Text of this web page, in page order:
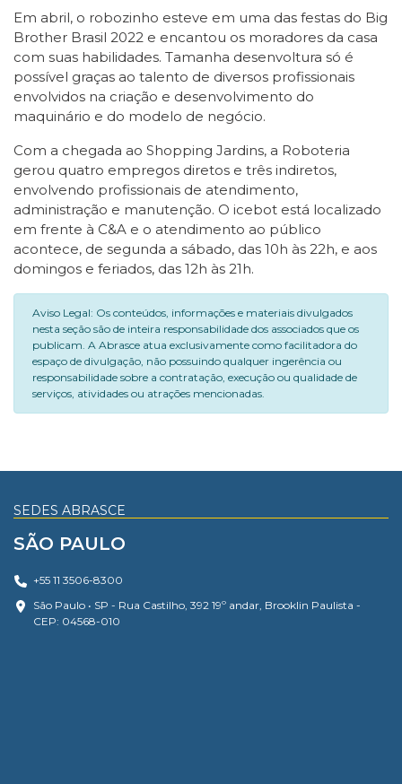
Em abril, o robozinho esteve em uma das festas do Big
Brother Brasil 2022 e encantou os moradores da casa
com suas habilidades. Tamanha desenvoltura só é
possível graças ao talento de diversos profissionais
envolvidos na criação e desenvolvimento do
maquinário e do modelo de negócio.
Com a chegada ao Shopping Jardins, a Roboteria
gerou quatro empregos diretos e três indiretos,
envolvendo profissionais de atendimento,
administração e manutenção. O icebot está localizado
em frente à C&A e o atendimento ao público
acontece, de segunda a sábado, das 10h às 22h, e aos
domingos e feriados, das 12h às 21h.
Aviso Legal: Os conteúdos, informações e materiais divulgados
nesta seção são de inteira responsabilidade dos associados que os
publicam. A Abrasce atua exclusivamente como facilitadora do
espaço de divulgação, não possuindo qualquer ingerência ou
responsabilidade sobre a contratação, execução ou qualidade de
serviços, atividades ou atrações mencionadas.
SEDES ABRASCE
SÃO PAULO
+55 11 3506-8300
São Paulo • SP - Rua Castilho, 392 19º andar, Brooklin Paulista -
CEP: 04568-010